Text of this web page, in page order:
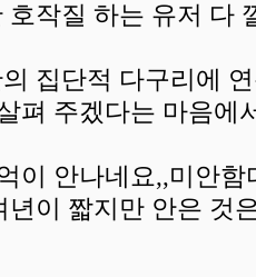
작질 하는 유저 다
집단적 다구리에
펴 주겠다는 마음에
이 안나네요,,미안
년이 짧지만 안은 것